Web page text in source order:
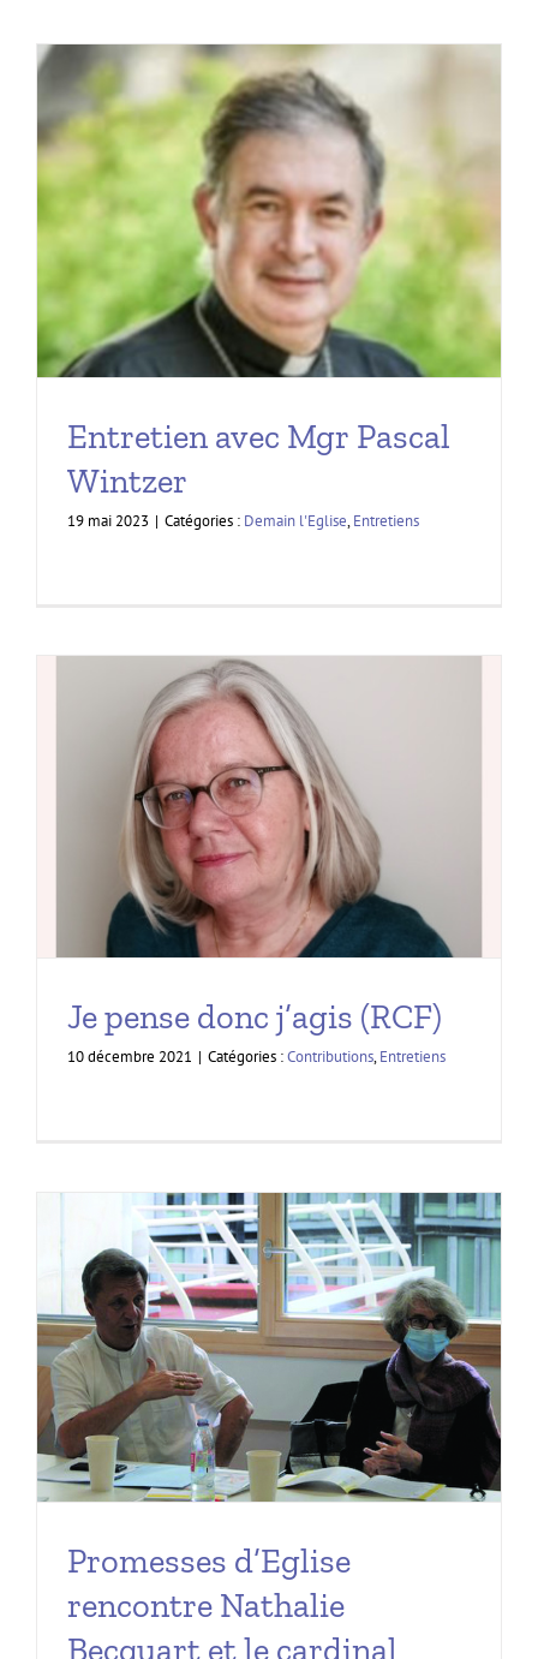
Entretien avec Mgr Pascal
Wintzer
19 mai 2023 | Catégories : Demain l'Eglise,Entretiens
Je pense donc j’agis (RCF)
10 décembre 2021 | Catégories :Contributions,Entretiens
Promesses d’Eglise
rencontre Nathalie
Becquart et le cardinal